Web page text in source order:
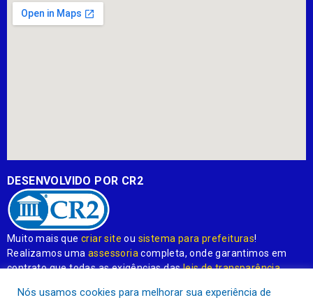
DESENVOLVIDO POR CR2
Muito mais quecriar site ou sistema para prefeituras!
Realizamos umaassessoriacompleta, onde garantimos em
contrato que todas as exigências dasleis de transparência
Nós usamos cookies para melhorar sua experiência de